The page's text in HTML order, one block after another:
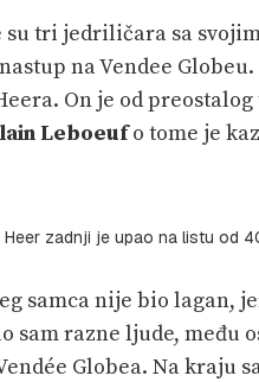
su tri jedriličara sa
na Vendee
On je od
Leboeufo tome je
zadnji je upao na listu od
samca nije bio lagan,
sam razne ljude, među
Globea. Na